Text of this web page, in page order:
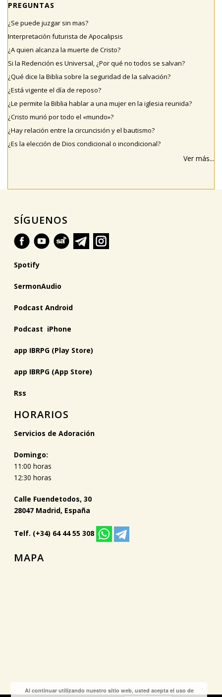
PREGUNTAS
¿Se puede juzgar sin mas?
Interpretación futurista de Apocalipsis
¿A quien alcanza la muerte de Cristo?
Si la Redención es Universal, ¿Por qué no todos se salvan?
¿Qué dice la Biblia sobre la seguridad de la salvación?
¿Está vigente el día de reposo?
¿Le permite la Biblia hablar a una mujer en la iglesia reunida?
¿Cristo murió por todo el «mundo»?
¿Hay relación entre la circuncisión y el bautismo?
¿Es la elección de Dios condicional o incondicional?
Ver más...
SÍGUENOS
Spotify
SermonAudio
Podcast Android
Podcast iPhone
app IBRPG (Play Store)
app IBRPG (App Store)
Rss
HORARIOS
Servicios de Adoración
Domingo:
11:00 horas
12:30 horas
Calle Fuendetodos, 30
28047 Madrid, España
Telf. (+34) 64 44 55 308
MAPA
Al continuar utilizando nuestro sitio web, usted acepta el uso de